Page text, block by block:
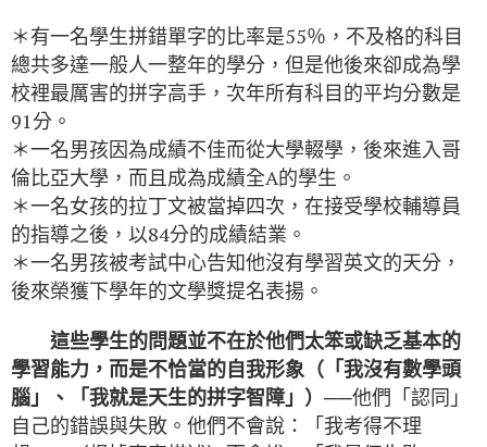
＊有一名學生拼錯單字的比率是55％，不及格的科目
總共多達一般人一整年的學分，但是他後來卻成為學
校裡最厲害的拼字高手，次年所有科目的平均分數是
91分。
＊一名男孩因為成績不佳而從大學輟學，後來進入哥
倫比亞大學，而且成為成績全A的學生。
＊一名女孩的拉丁文被當掉四次，在接受學校輔導員
的指導之後，以84分的成績結業。
＊一名男孩被考試中心告知他沒有學習英文的天分，
後來榮獲下學年的文學獎提名表揚。
這些學生的問題並不在於他們太笨或缺乏基本的
學習能力，而是不恰當的自我形象（「我沒有數學頭
腦」、「我就是天生的拼字智障」） ──他們「認同」
自己的錯誤與失敗。他們不會說：「我考得不理